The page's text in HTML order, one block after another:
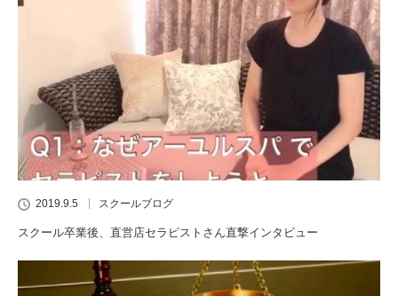
2019.9.5 スクールブログ
スクール卒業後、直営店セラピストさん直撃インタビュー